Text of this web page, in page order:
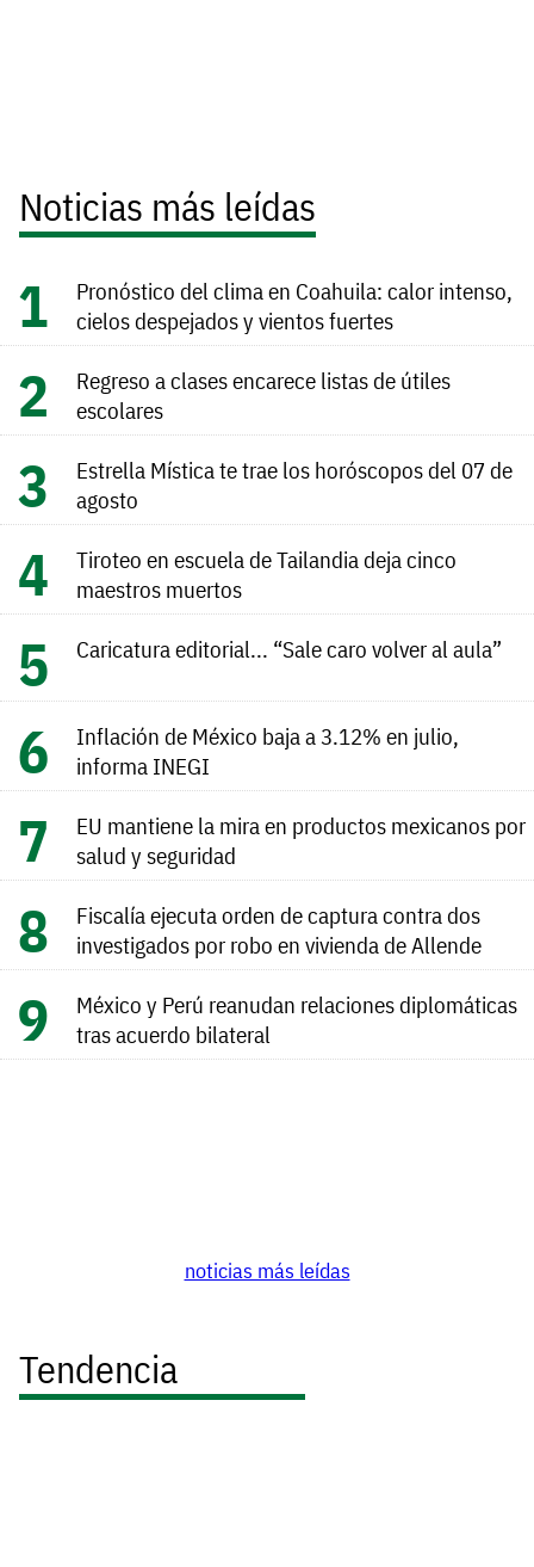
Noticias más leídas
Pronóstico del clima en Coahuila: calor intenso,
cielos despejados y vientos fuertes
Regreso a clases encarece listas de útiles
escolares
Estrella Mística te trae los horóscopos del 07 de
agosto
Tiroteo en escuela de Tailandia deja cinco
maestros muertos
Caricatura editorial... “Sale caro volver al aula”
Inflación de México baja a 3.12% en julio,
informa INEGI
EU mantiene la mira en productos mexicanos por
salud y seguridad
Fiscalía ejecuta orden de captura contra dos
investigados por robo en vivienda de Allende
México y Perú reanudan relaciones diplomáticas
tras acuerdo bilateral
noticias más leídas
Tendencia